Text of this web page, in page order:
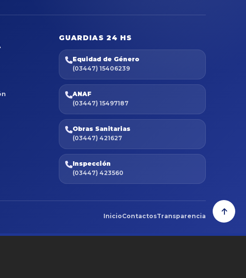
GUARDIAS 24 HS
Equidad de Género
(03447) 15406239
ANAF
(03447) 15497187
Obras Sanitarias
(03447) 421627
Inspección
(03447) 423560
InicioContactosTransparencia